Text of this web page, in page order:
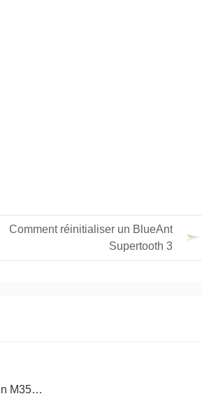
Comment réinitialiser un BlueAnt
Supertooth 3
Comment puis-je connecter un téléphone Bluetooth à un M35 Infiniti